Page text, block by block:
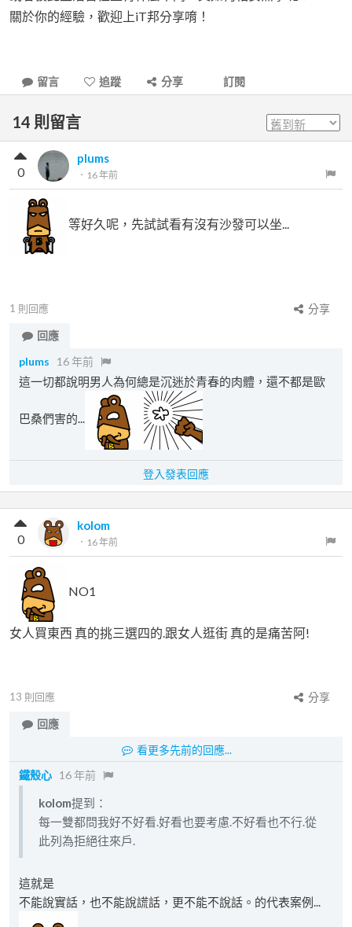
關於你的經驗，歡迎上iT邦分享唷！
留言 追蹤 分享 訂閱
14 則留言
plums
． 16 年前
0
等好久呢，先試試看有沒有沙發可以坐...
1 則回應
分享
回應
plums
16 年前
這一切都說明男人為何總是沉迷於青春的肉體，還不都是歐
巴桑們害的...
登入發表回應
kolom
． 16 年前
0
NO1
女人買東西 真的挑三選四的.跟女人逛街 真的是痛苦阿!
13 則回應
分享
回應
看更多先前的回應...
鐵殼心 16 年前
kolom提到：
每一雙都問我好不好看.好看也要考慮.不好看也不行.從
此列為拒絕往來戶.
這就是
不能說實話，也不能說謊話，更不能不說話。的代表案例...